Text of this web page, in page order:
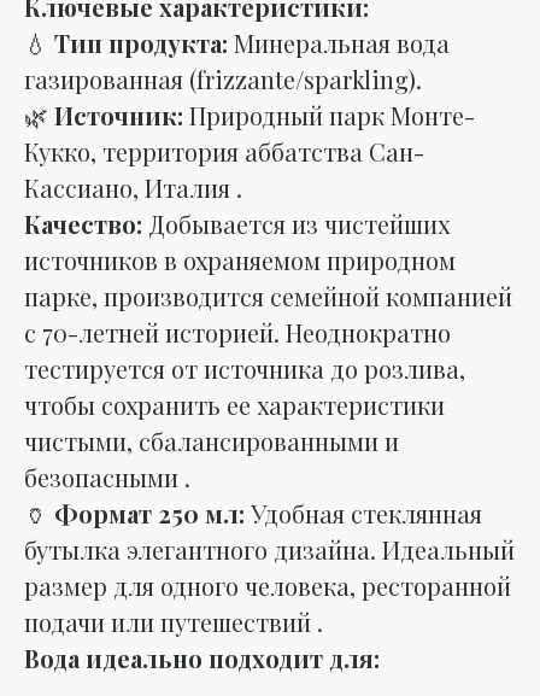
💧 Тип продукта: Минеральная вода
газированная (frizzante/sparkling).
🌿 Источник: Природный парк Монте-
Кукко, территория аббатства Сан-
Кассиано, Италия .
Качество: Добывается из чистейших
источников в охраняемом природном
парке, производится семейной компанией
с 70-летней историей. Неоднократно
тестируется от источника до розлива,
чтобы сохранить ее характеристики
чистыми, сбалансированными и
безопасными .
🏺 Формат 250 мл: Удобная стеклянная
бутылка элегантного дизайна. Идеальный
размер для одного человека, ресторанной
подачи или путешествий .
Вода идеально подходит для: